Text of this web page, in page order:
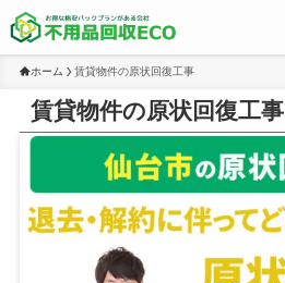
ホーム 賃貸物件の原状回復工事
賃貸物件の原状回復工事